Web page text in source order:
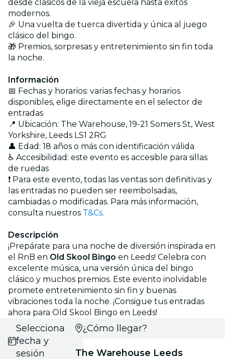
desde clásicos de la vieja escuela hasta éxitos
modernos.
🎉 Una vuelta de tuerca divertida y única al juego
clásico del bingo.
🎁 Premios, sorpresas y entretenimiento sin fin toda
la noche.
Información
📅 Fechas y horarios: varias fechas y horarios
disponibles, elige directamente en el selector de
entradas
📍 Ubicación: The Warehouse, 19-21 Somers St, West
Yorkshire, Leeds LS1 2RG
👤 Edad: 18 años o más con identificación válida
♿ Accesibilidad: este evento es accesible para sillas
de ruedas
❗ Para este evento, todas las ventas son definitivas y
las entradas no pueden ser reembolsadas,
cambiadas o modificadas. Para más información,
consulta nuestros T&Cs.
Descripción
¡Prepárate para una noche de diversión inspirada en
el RnB en Old Skool Bingo en Leeds! Celebra con
excelente música, una versión única del bingo
clásico y muchos premios. Este evento inolvidable
promete entretenimiento sin fin y buenas
vibraciones toda la noche. ¡Consigue tus entradas
ahora para Old Skool Bingo en Leeds!
Selecciona
fecha y
sesión
¿Cómo llegar?
The Warehouse Leeds